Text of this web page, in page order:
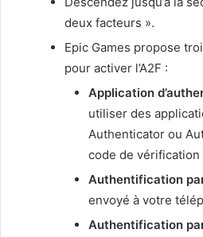
deux facteurs ».
Epic Games propose
pour activer l’A2F :
Application
utiliser des
Authenticator ou
code de vérification
Authentification
envoyé à votre
Authentification